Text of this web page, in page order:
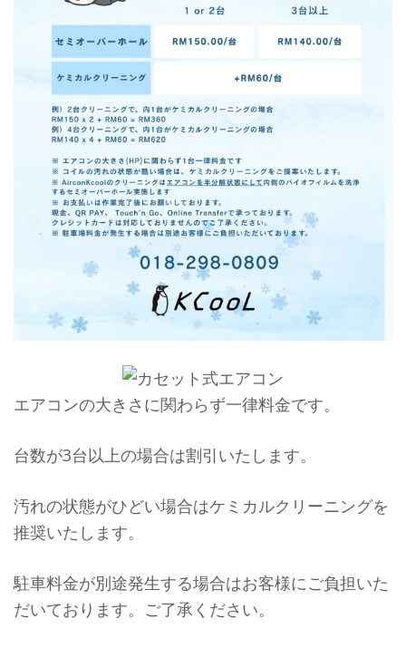
エアコンの大きさに関わらず一律料金です。
台数が3台以上の場合は割引いたします。
汚れの状態がひどい場合はケミカルクリーニングを
推奨いたします。
駐車料金が別途発生する場合はお客様にご負担いた
だいております。ご了承ください。